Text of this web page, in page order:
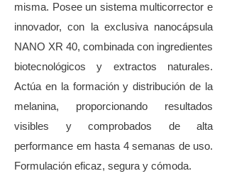
misma. Posee un sistema multicorrector e
innovador, con la exclusiva nanocápsula
NANO XR 40, combinada con ingredientes
biotecnológicos y extractos naturales.
Actúa en la formación y distribución de la
melanina, proporcionando resultados
visibles y comprobados de alta
performance em hasta 4 semanas de uso.
Formulación eficaz, segura y cómoda.